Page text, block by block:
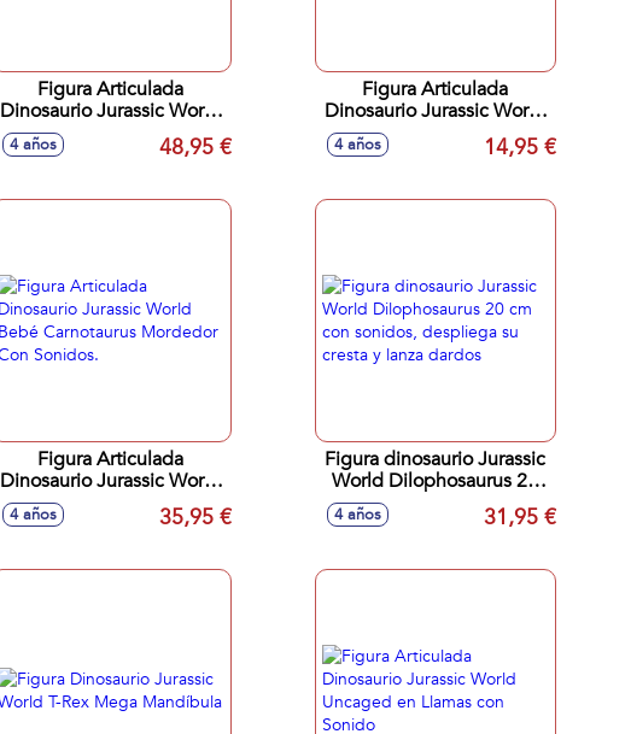
Figura Articulada
Dinosaurio Jurassic World
Mosasaurus Defensor Del
4 años 48,95 €
Figura Articulada
Dinosaurio Jurassic World
Ataque Salvaje Mod. Sdos.
4 años 14,95 €
Figura Articulada
Dinosaurio Jurassic World
Bebé Carnotaurus
Mordedor Con Sonidos.
4 años 35,95 €
Figura dinosaurio Jurassic
World Dilophosaurus 20
cm con sonidos, despliega
su cresta y lanza dardos
4 años 31,95 €